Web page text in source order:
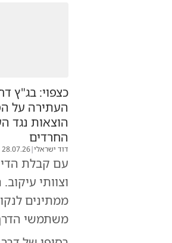
כצפוי: בג"ץ
העתירה על
הוצאות נגד
החרדים
דוד ישראלי|
28.07.26
עם קבלת
וצוותי
ממתינים
משתמשי